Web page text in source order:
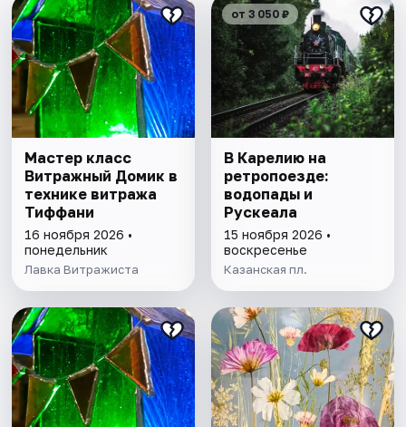
Мастер класс
Витражный Домик в
технике витража
Тиффани
16 ноября 2026 •
понедельник
Лавка Витражиста
от 3 050 ₽
В Карелию на
ретропоезде:
водопады и
Рускеала
15 ноября 2026 •
воскресенье
Казанская пл.